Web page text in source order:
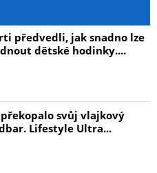
předvedli, jak snadno lze
dětské hodinky....
překopalo svůj vlajkový
Lifestyle Ultra...